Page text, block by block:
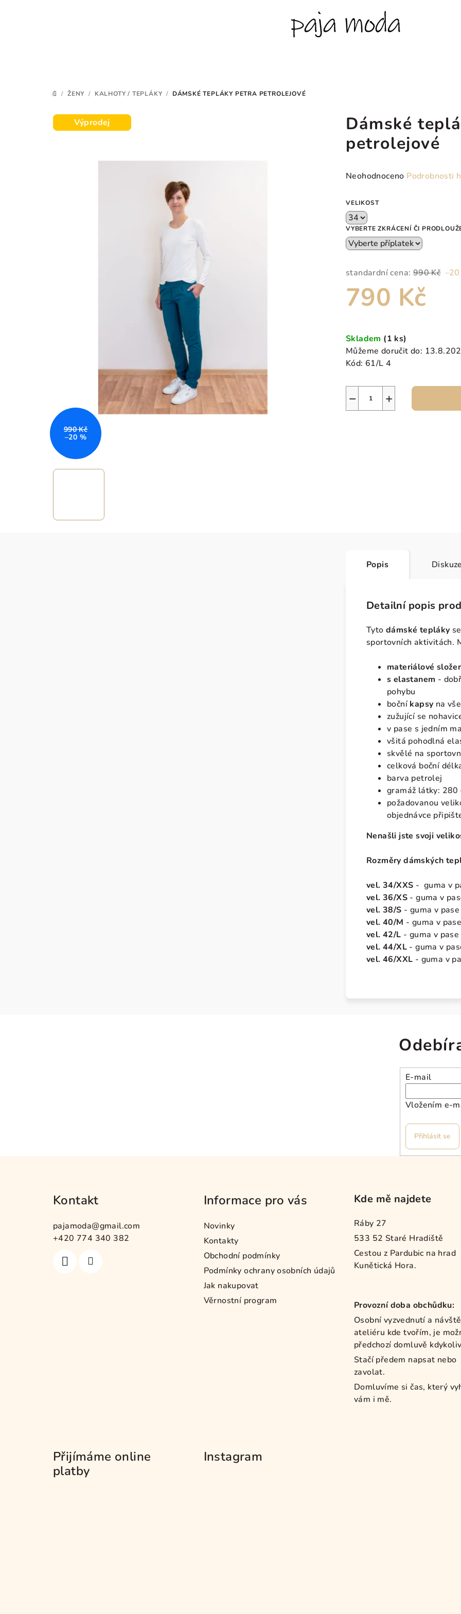
DOMŮ
/ ŽENY / KALHOTY / TEPLÁKY / DÁMSKÉ TEPLÁKY PETRA PETROLEJOVÉ
Dámské
petrolejové
Průměrné
produktu
je
0,0
z
5
Neohodnoceno Podrobnosti
VELIKOST
VYBERTE ZKRÁCENÍ ČI
standardní cena: 990 Kč
790 Kč
cena:
Skladem (1 ks)
Můžeme doručit do:
Kód: 61/L 4
+
−
Výprodej
990 Kč
–20 %
Popis Diskuze
Detailní popis
Tyto dámské tepláky
sportovních aktivitách.
materiálové
s elastanem -
pohybu
boční kapsy na
zužující se
v pase s jedním
všitá pohodlná
skvělé na
celková boční
barva petrolej
gramáž látky: 280
požadovanou
objednávce
Nenašli jste svoji
Rozměry dámských
vel. 34/XXS - guma v
vel. 36/XS - guma v
vel. 38/S - guma v
vel. 40/M - guma v
vel. 42/L - guma v
vel. 44/XL - guma v
vel. 46/XXL - guma v
E-mail
Vložením e-
Přihlásit se
Kontakt
pajamoda@gmail.com
+420 774 340 382
Informace pro vás
Novinky
Kontakty
Obchodní podmínky
Podmínky ochrany osobních údajů
Jak nakupovat
Věrnostní program
Kde mě najdete
Ráby 27
533 52 Staré Hradiště
Cestou z Pardubic na hrad
Kunětická Hora.
Provozní doba obchůdku:
Osobní vyzvednutí a
ateliéru kde tvořím, je
předchozí domluvě
Stačí předem napsat nebo
zavolat.
Domluvíme si čas, který
vám i mě.
Přijímáme online
platby
Instagram